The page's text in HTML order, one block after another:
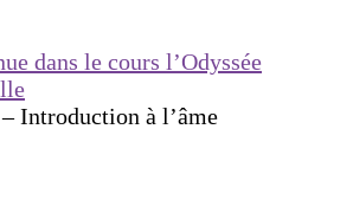
dans le cours l’Odyssée
Introduction à l’âme